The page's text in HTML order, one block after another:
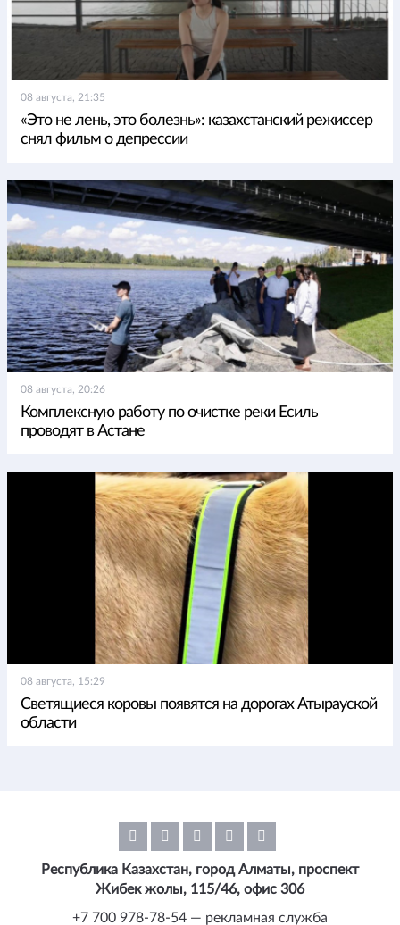
08 августа, 21:35
«Это не лень, это болезнь»: казахстанский режиссер
снял фильм о депрессии
08 августа, 20:26
Комплексную работу по очистке реки Есиль
проводят в Астане
08 августа, 15:29
Светящиеся коровы появятся на дорогах Атырауской
области
Республика Казахстан, город Алматы, проспект
Жибек жолы, 115/46, офис 306
+7 700 978-78-54 — рекламная служба